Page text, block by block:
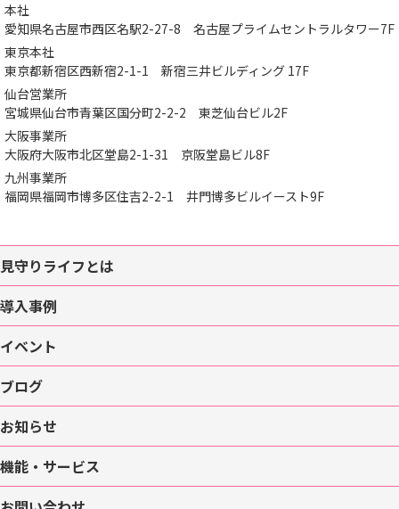
本社
愛知県名古屋市西区名駅2-27-8 名古屋プライムセントラルタワー7F
東京本社
東京都新宿区西新宿2-1-1 新宿三井ビルディング 17F
仙台営業所
宮城県仙台市青葉区国分町2-2-2 東芝仙台ビル2F
大阪事業所
大阪府大阪市北区堂島2-1-31 京阪堂島ビル8F
九州事業所
福岡県福岡市博多区住吉2-2-1 井門博多ビルイースト9F
見守りライフとは
導入事例
イベント
ブログ
お知らせ
機能・サービス